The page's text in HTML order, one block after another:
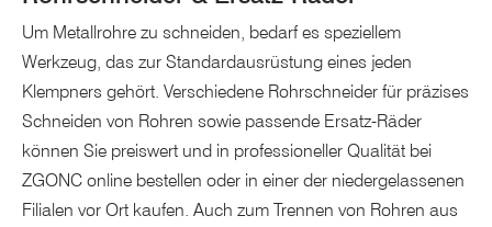
Um Metallrohre zu schneiden, bedarf es speziellem
Werkzeug, das zur Standardausrüstung eines jeden
Klempners gehört. Verschiedene Rohrschneider für präzises
Schneiden von Rohren sowie passende Ersatz-Räder
können Sie preiswert und in professioneller Qualität bei
ZGONC online bestellen oder in einer der niedergelassenen
Filialen vor Ort kaufen. Auch zum Trennen von Rohren aus